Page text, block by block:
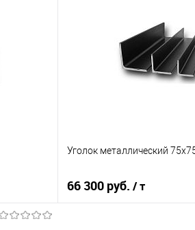
Купить в 1 клик
В избранное
Уголок металлический
66 300 руб. / т